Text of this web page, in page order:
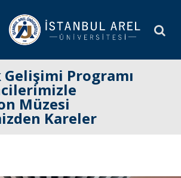
Gelişimi Programı
Müzesi
Kareler